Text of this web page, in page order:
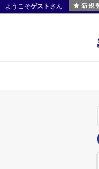
ようこそゲスト さん